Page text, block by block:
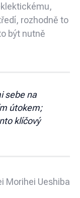
rozhodně to
být nutně
sebe na
útokem;
klíčový
Morihei Ueshiba